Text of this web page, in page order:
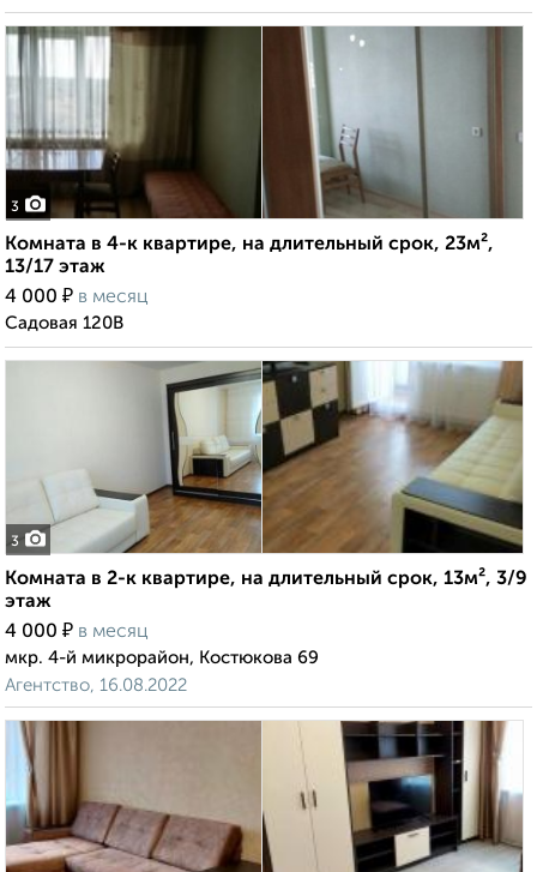
3
Комната в 4-к квартире, на длительный срок, 23м²,
13/17 этаж
4 000 ₽ в месяц
Садовая 120В
3
Комната в 2-к квартире, на длительный срок, 13м², 3/9
этаж
4 000 ₽ в месяц
мкр. 4-й микрорайон, Костюкова 69
Агентство, 16.08.2022